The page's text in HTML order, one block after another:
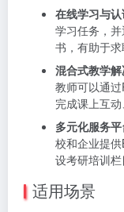
在线学习与认
学习任务，
书，有助于求
混合式教学解
教师可以通
完成课上互
多元化服务平
校和企业提
设考研培训栏
适用场景